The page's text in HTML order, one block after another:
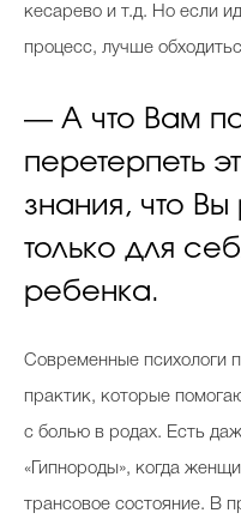
кесарево и т.д. Но если
процесс, лучше
— А что Вам
перетерпеть
знания, что
только для
ребенка.
Современные психологи
практик, которые
с болью в родах. Есть
«Гипнороды», когда
трансовое состояние. В